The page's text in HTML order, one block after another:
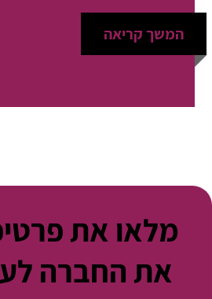
המשך קריאה
מלאו את
את החברה